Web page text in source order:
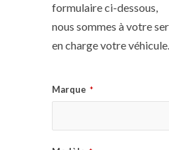
formulaire ci-dessous,
nous sommes à votre
en charge votre véhicule.
Marque *